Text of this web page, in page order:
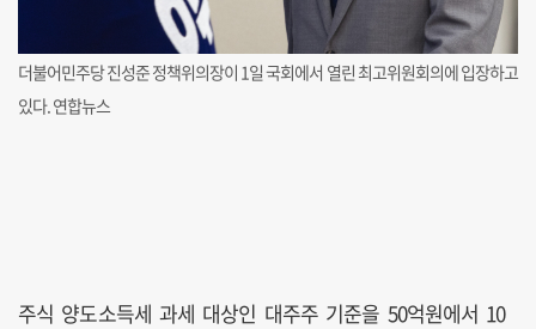
더불어민주당 진성준 정책위의장이 1일 국회에서 열린 최고위원회의에 입장하고
있다. 연합뉴스
주식 양도소득세 과세 대상인 대주주 기준을 50억원에서 10